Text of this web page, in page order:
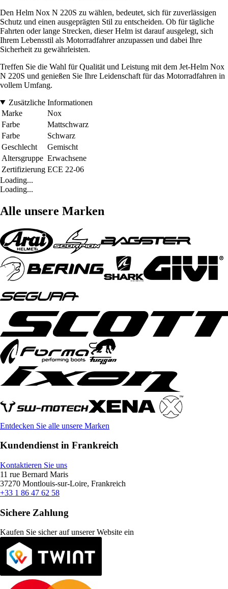
Den Helm Nox N 220S zu wählen, bedeutet, sich für zuverlässigen
Schutz und einen ausgeprägten Stil zu entscheiden. Ob für tägliche
Fahrten oder lange Strecken, dieser Helm ist darauf ausgelegt, sich
Ihrem Lebensstil als Motorradfahrer anzupassen und dabei Ihre
Sicherheit zu gewährleisten.
Treffen Sie die Wahl für Qualität und Leistung mit dem Jet-Helm Nox
N 220S und genießen Sie Ihre Leidenschaft für das Motorradfahren in
vollem Umfang.
Zusätzliche Informationen
Marke
Nox
Farbe
Mattschwarz
Farbe
Schwarz
Geschlecht
Gemischt
Altersgruppe Erwachsene
Zertifizierung ECE 22-06
Loading...
Loading...
Alle unsere Marken
Entdecken Sie alle unsere Marken
Kundendienst in Frankreich
Kontaktieren Sie uns
11 rue Bernard Maris
37270 Montlouis-sur-Loire, Frankreich
+33 1 86 47 62 58
Sichere Zahlung
Kaufen Sie sicher auf unserer Website ein